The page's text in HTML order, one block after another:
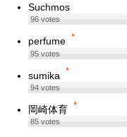
Suchmos
96votes
perfume *
95votes
sumika *
94votes
岡崎体育 *
85votes